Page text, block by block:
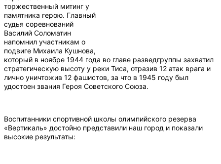
торжественный митинг у
памятника герою. Главный
судья соревнований
Василий Соломатин
напомнил участникам о
подвиге Михаила Кушнова,
который в ноябре 1944 года во главе разведгруппы захватил
стратегическую высоту у реки Тиса, отразив 12 атак врага и
лично уничтожив 12 фашистов, за что в 1945 году был
удостоен звания Героя Советского Союза.
Воспитанники спортивной школы олимпийского резерва
«Вертикаль» достойно представили наш город и показали
высокие результаты: